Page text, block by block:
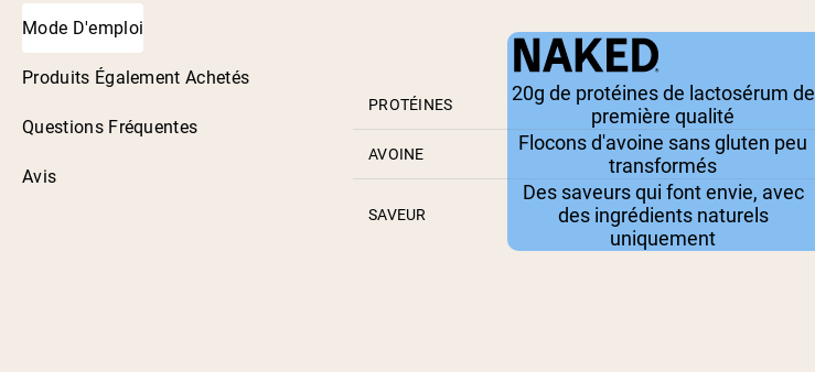
Mode D'emploi
Produits Également Achetés
Questions Fréquentes
Avis
PROTÉINES
20g de protéines de lactosérum de
première qualité
AVOINE
Flocons d'avoine sans gluten peu
transformés
SAVEUR
Des saveurs qui font envie, avec
des ingrédients naturels
uniquement